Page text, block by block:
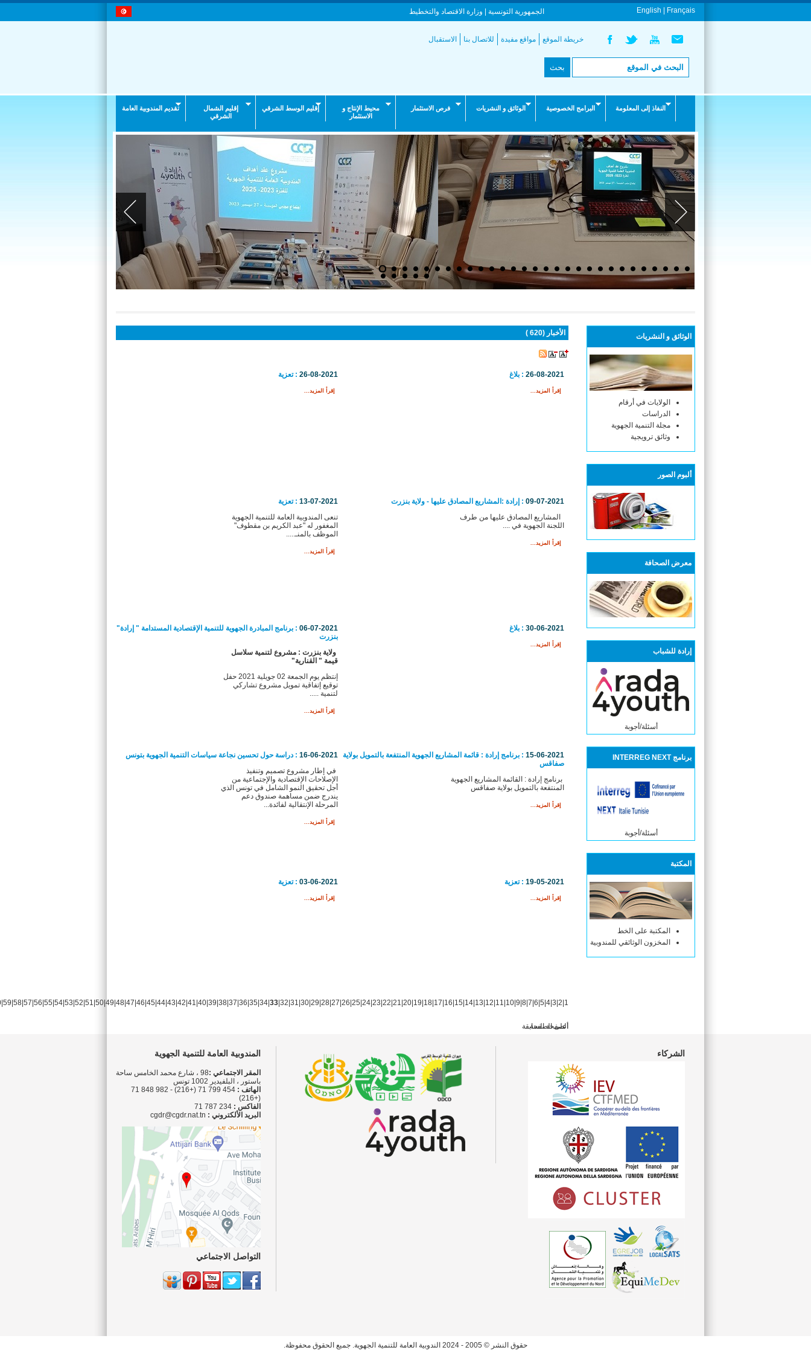
الجمهورية التونسية | وزارة الاقتصاد والتخطيط English | Français
خريطة الموقع مواقع مفيدة للاتصال بنا الاستقبال
تقديم المندوبية العامة
إقليم الشمال
الشرقي
إقليم الوسط الشرقي
محيط الإنتاج و
الاستثمار
فرص الاستثمار الوثائق و النشريات البرامج الخصوصية النفاذ إلى المعلومة
الوثائق و النشريات
الولايات في أرقام
الدراسات
مجلة التنمية الجهوية
وثائق ترويجية
ألبوم الصور
معرض الصحافة
إرادة للشباب
أسئلة/أجوبة
برنامج INTERREG NEXT
أسئلة/أجوبة
المكتبة
المكتبة على الخط
المخزون الوثائقي للمندوبية
الأخبار (620 )
26-08-2021 : تعزية
إقرأ المزيد...
26-08-2021 : بلاغ
إقرأ المزيد...
13-07-2021 : تعزية
تنعى المندوبية العامة للتنمية الجهوية
المغفور له "عبد الكريم بن مقطوف"
الموظف بالمنـ.....
إقرأ المزيد...
09-07-2021 : إرادة :المشاريع المصادق عليها - ولاية بنزرت
المشاريع المصادق عليها من طرف
اللجنة الجهوية في ....
إقرأ المزيد...
06-07-2021 : برنامج المبادرة الجهوية للتنمية الإقتصادية المستدامة " إرادة"
بنزرت
ولاية بنزرت : مشروع لتنمية سلاسل
قيمة " القنارية"
إنتظم يوم الجمعة 02 جويلية 2021 حفل
توقيع إتفاقية تمويل مشروع تشاركي
لتنمية .....
إقرأ المزيد...
30-06-2021 : بلاغ
إقرأ المزيد...
16-06-2021 : دراسة حول تحسين نجاعة سياسات التنمية الجهوية بتونس
في إطار مشروع تصميم وتنفيذ
الإصلاحات الإقتصادية والإجتماعية من
أجل تحقيق النمو الشامل في تونس الذي
يندرج ضمن مساهمة صندوق دعم
المرحلة الإنتقالية لفائدة...
إقرأ المزيد...
15-06-2021 : برنامج إرادة : قائمة المشاريع الجهوية المنتفعة بالتمويل بولاية
صفاقس
برنامج إرادة : القائمة المشاريع الجهوية
المنتفعة بالتمويل بولاية صفاقس
إقرأ المزيد...
03-06-2021 : تعزية
إقرأ المزيد...
19-05-2021 : تعزية
إقرأ المزيد...
1
2
3
4
5
6
7
8
9
10
11
12
13
14
15
16
17
18
19
20
21
22
23
24
25
26
27
28
29
30
31
32
33
34
35
36
37
38
39
40
41
42
43
44
45
46
47
48
49
50
51
52
53
54
55
56
57
58
59
الصفحة السابقة
أعلى الصفحة
المندوبية العامة للتنمية الجهوية
المقر الاجتماعي :
98 ، شارع محمد الخامس ساحة
باستور ، البلفيدير 1002 تونس
الهاتف :
454 799 71 (+216) - 982 848 71
(+216)
الفاكس :
البريد الألكتروني : cgdr@cgdr.nat.tn
التواصل الاجتماعي
الشركاء
حقوق النشر © 2005 - 2024 الندوبية العامة للتنمية الجهوية. جميع الحقوق محفوظة.